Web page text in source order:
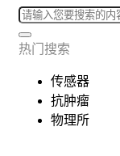
热门搜索
传感器
抗肿瘤
物理所